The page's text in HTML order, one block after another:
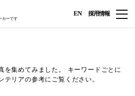
カーです
EN 採用情報
を集めてみました。
キーワードごとに
テリアの参考にご覧ください。